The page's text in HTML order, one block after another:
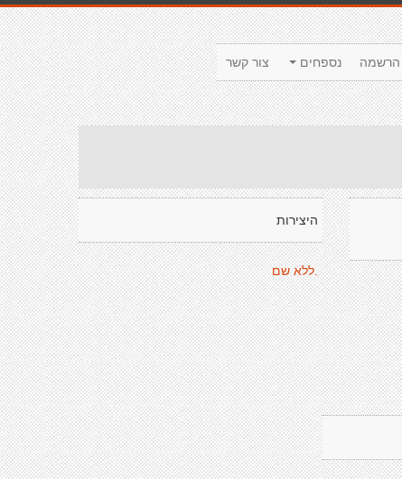
צור קשר נספחים הרשמה
היצירות
.ללא שם